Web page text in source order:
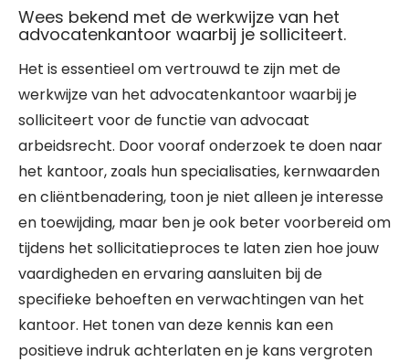
Wees bekend met de werkwijze van het
advocatenkantoor waarbij je solliciteert.
Het is essentieel om vertrouwd te zijn met de
werkwijze van het advocatenkantoor waarbij je
solliciteert voor de functie van advocaat
arbeidsrecht. Door vooraf onderzoek te doen naar
het kantoor, zoals hun specialisaties, kernwaarden
en cliëntbenadering, toon je niet alleen je interesse
en toewijding, maar ben je ook beter voorbereid om
tijdens het sollicitatieproces te laten zien hoe jouw
vaardigheden en ervaring aansluiten bij de
specifieke behoeften en verwachtingen van het
kantoor. Het tonen van deze kennis kan een
positieve indruk achterlaten en je kans vergroten